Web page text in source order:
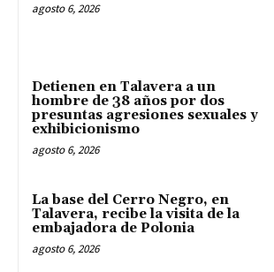
agosto 6, 2026
Detienen en Talavera a un
hombre de 38 años por dos
presuntas agresiones sexuales y
exhibicionismo
agosto 6, 2026
La base del Cerro Negro, en
Talavera, recibe la visita de la
embajadora de Polonia
agosto 6, 2026